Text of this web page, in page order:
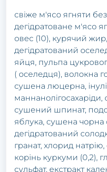
свіже м'ясо ягняти без
дегідратоване м'ясо
овес (10), курячий
дегідратований
яйця, пульпа
( оселедця), волокна
сушена люцерна,
сушений шпинат,
яблука, сушена
дегідратований
гранат, хлорид натрію,
корінь куркуми (0,2),
сульфат, екстракт